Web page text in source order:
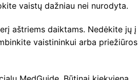
vaistų dažniau nei nurodyta.
aštriems daiktams. Nedėkite jų į
vaistininkui arba priežiūros